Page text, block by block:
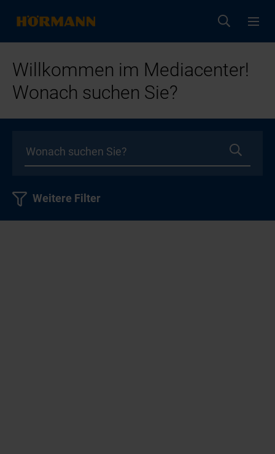
Willkommen im Mediacenter!
Wonach suchen Sie?
Weitere Filter